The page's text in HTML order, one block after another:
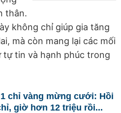
thân.
không chỉ giúp gia tăng
mà còn mang lại các mối
tự tin và hạnh phúc trong
chỉ vàng mừng cưới: Hồi
giờ hơn 12 triệu rồi...